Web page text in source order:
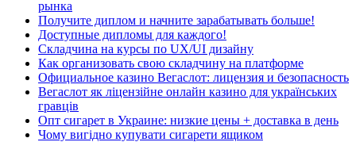
рынка
Получите диплом и начните зарабатывать больше!
Доступные дипломы для каждого!
Складчина на курсы по UX/UI дизайну
Как организовать свою складчину на платформе
Официальное казино Вегаслот: лицензия и безопасность
Вегаслот як ліцензійне онлайн казино для українських
гравців
Опт сигарет в Украине: низкие цены + доставка в день
Чому вигідно купувати сигарети ящиком